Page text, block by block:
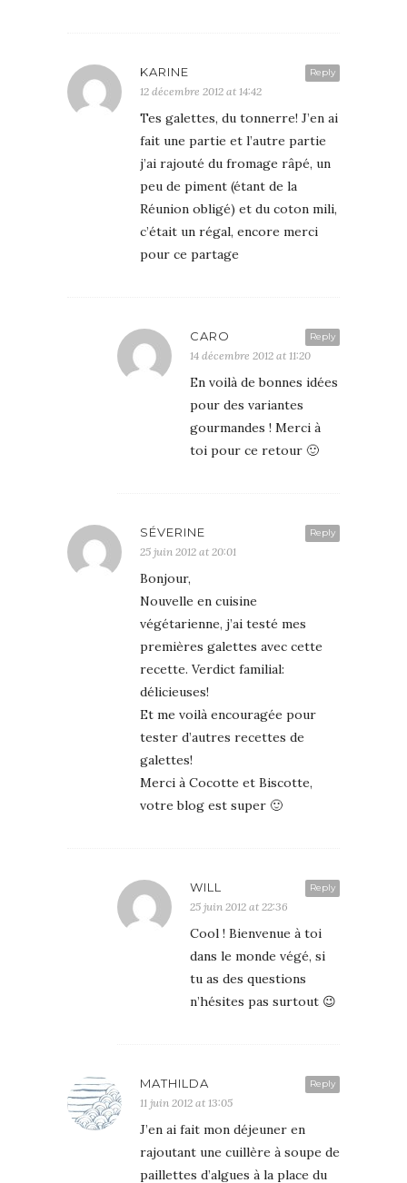
Reply
KARINE
12 décembre 2012 at 14:42
Tes galettes, du tonnerre! J’en ai
fait une partie et l’autre partie
j’ai rajouté du fromage râpé, un
peu de piment (étant de la
Réunion obligé) et du coton mili,
c’était un régal, encore merci
pour ce partage
Reply
CARO
14 décembre 2012 at 11:20
En voilà de bonnes idées
pour des variantes
gourmandes ! Merci à
toi pour ce retour 🙂
Reply
SÉVERINE
25 juin 2012 at 20:01
Bonjour,
Nouvelle en cuisine
végétarienne, j’ai testé mes
premières galettes avec cette
recette. Verdict familial:
délicieuses!
Et me voilà encouragée pour
tester d’autres recettes de
galettes!
Merci à Cocotte et Biscotte,
votre blog est super 🙂
Reply
WILL
25 juin 2012 at 22:36
Cool ! Bienvenue à toi
dans le monde végé, si
tu as des questions
n’hésites pas surtout 😉
Reply
MATHILDA
11 juin 2012 at 13:05
J’en ai fait mon déjeuner en
rajoutant une cuillère à soupe de
paillettes d’algues à la place du